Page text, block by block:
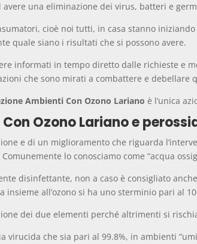
una eliminazione dei virus, batteri e
cioè noi tutti, in casa stanno
quale siano i risultati che si possono avere.
informati in tempo diretto dalle richieste e
che sono mirati a combattere e debellare
Ambienti Con Ozono Lariano è l’unica
Ozono Lariano e
e di un miglioramento che riguarda
lo conosciamo come “acqua
disinfettante, non a caso è consigliato
all’ozono si ha uno sterminio pari al
dei due elementi perché altrimenti si
virucida che sia pari al 99.8%, in ambienti